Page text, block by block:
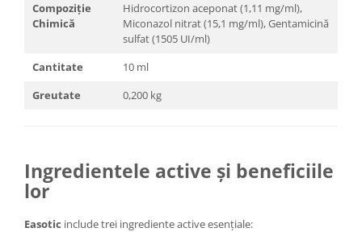
Compoziție
Chimică
Hidrocortizon aceponat (1,11 mg/ml),
Miconazol nitrat (15,1 mg/ml), Gentamicină
sulfat (1505 UI/ml)
Cantitate
10 ml
Greutate
0,200 kg
Ingredientele active și beneficiile
lor
Easotic include trei ingrediente active esențiale: